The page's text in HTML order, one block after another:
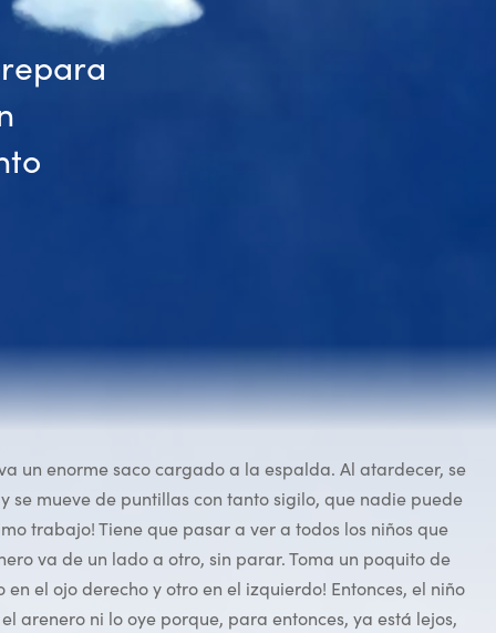
un enorme saco cargado a la espalda. Al atardecer, se
mueve de puntillas con tanto sigilo, que nadie puede
trabajo! Tiene que pasar a ver a todos los niños que
va de un lado a otro, sin parar. Toma un poquito de
el ojo derecho y otro en el izquierdo! Entonces, el niño
arenero ni lo oye porque, para entonces, ya está lejos,